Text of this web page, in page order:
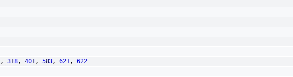
, 318, 401, 583, 621, 622